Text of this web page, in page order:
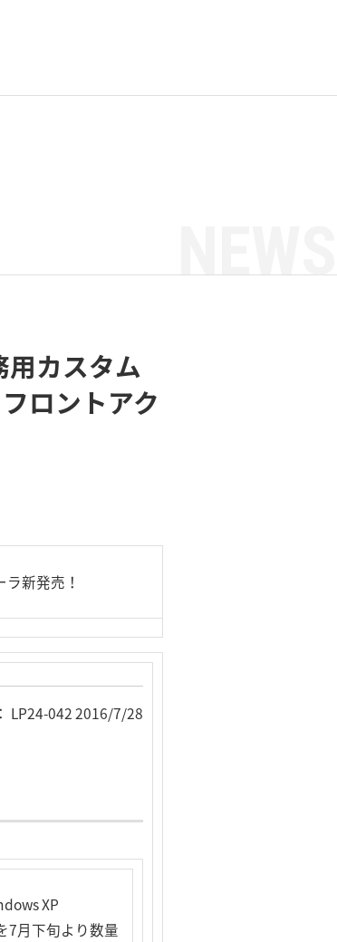
カスタム
ロントアク
新発売！
LP24-042 2016/7/28
XP
7月下旬より数量